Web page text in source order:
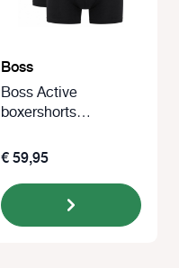
Boss
Boss Active
boxershorts
zwart
€ 59,95